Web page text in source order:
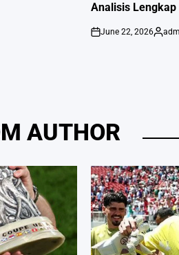
Analisis Lengkap
on
June 22, 2026
Posted
AUTHOR